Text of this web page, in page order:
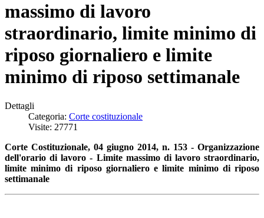
massimo di lavoro
straordinario, limite minimo di
riposo giornaliero e limite
minimo di riposo settimanale
Dettagli
Categoria: Corte costituzionale
Visite: 27771
Corte Costituzionale, 04 giugno 2014, n. 153 - Organizzazione
dell'orario di lavoro - Limite massimo di lavoro straordinario,
limite minimo di riposo giornaliero e limite minimo di riposo
settimanale